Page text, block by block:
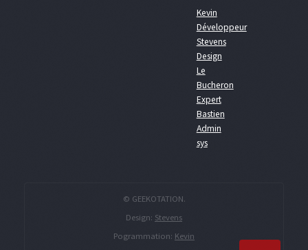
Kevin
Développeur
Stevens
Design
Le
Bucheron
Expert
Bastien
Admin
sys
© GEEKOTATION.
Design: Stevens
Pogrammation: Kevin